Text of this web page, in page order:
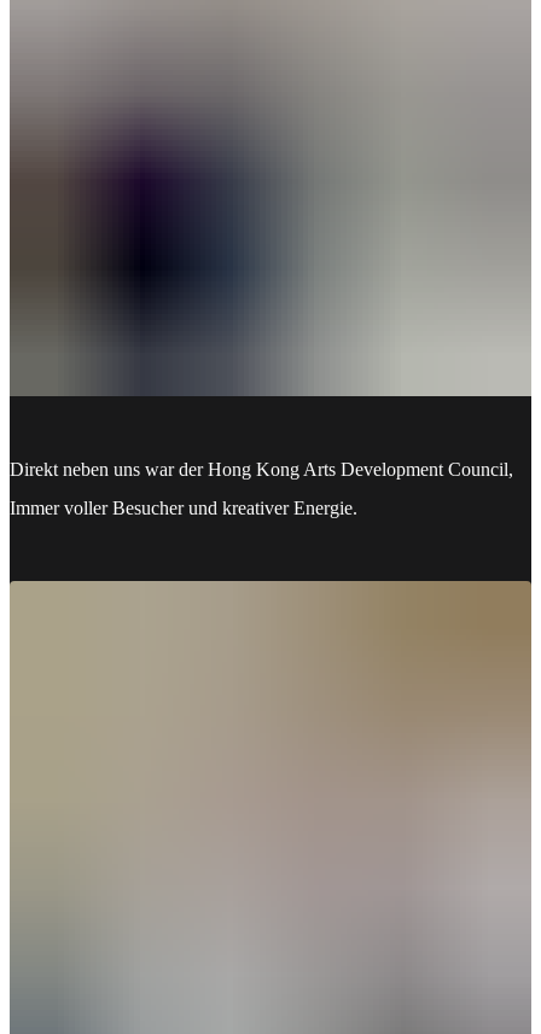
Direkt neben uns war der Hong Kong Arts Development Council,
Immer voller Besucher und kreativer Energie.